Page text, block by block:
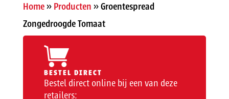
Home» Producten »Groentespread
Zongedroogde Tomaat
BESTEL DIRECT
Bestel direct online bij een van deze
retailers: